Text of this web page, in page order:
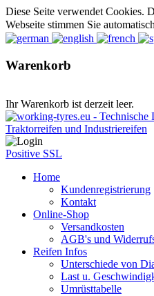
Diese Seite verwendet Cookies.
Webseite stimmen Sie
Warenkorb
Ihr Warenkorb ist derzeit leer.
Positive SSL
Home
Kundenregistrierung
Kontakt
Online-Shop
Versandkosten
AGB's und
Reifen Infos
Unterschiede von
Last u.
Umrüsttabelle